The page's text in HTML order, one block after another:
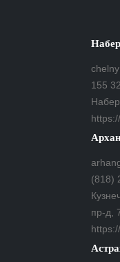
155
(818)
пр-д,